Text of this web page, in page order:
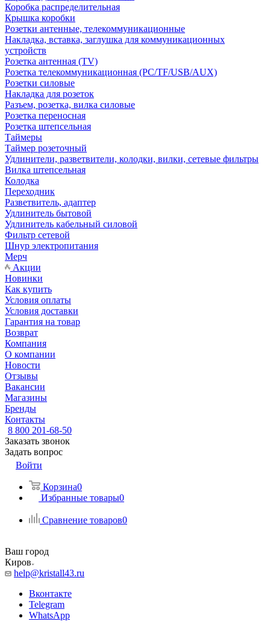
Коробка распределительная
Крышка коробки
Розетки антенные, телекоммуникационные
Накладка, вставка, заглушка для коммуникационных
устройств
Розетка антенная (TV)
Розетка телекоммуникационная (PC/TF/USB/AUX)
Розетки силовые
Накладка для розеток
Разъем, розетка, вилка силовые
Розетка переносная
Розетка штепсельная
Таймеры
Таймер розеточный
Удлинители, разветвители, колодки, вилки, сетевые фильтры
Вилка штепсельная
Колодка
Переходник
Разветвитель, адаптер
Удлинитель бытовой
Удлинитель кабельный силовой
Фильтр сетевой
Шнур электропитания
Мерч
Акции
Новинки
Как купить
Условия оплаты
Условия доставки
Гарантия на товар
Возврат
Компания
О компании
Новости
Отзывы
Вакансии
Магазины
Бренды
Контакты
8 800 201-68-50
Заказать звонок
Задать вопрос
Войти
Корзина0
Избранные товары0
Сравнение товаров0
Ваш город
Киров
help@kristall43.ru
Вконтакте
Telegram
WhatsApp